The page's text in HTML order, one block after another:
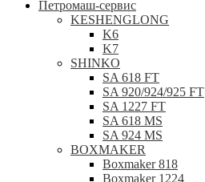
Петромаш-сервис
KESHENGLONG
K6
K7
SHINKO
SA 618 FT
SA 920/924/925 FT
SA 1227 FT
SA 618 MS
SA 924 MS
BOXMAKER
Boxmaker 818
Boxmaker 1224